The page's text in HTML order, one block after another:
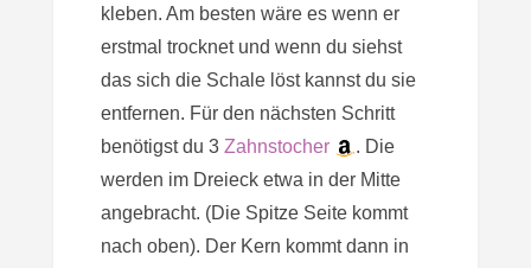
kleben. Am besten wäre es wenn er
erstmal trocknet und wenn du siehst
das sich die Schale löst kannst du sie
entfernen. Für den nächsten Schritt
benötigst du 3 Zahnstocher
. Die
werden im Dreieck etwa in der Mitte
angebracht. (Die Spitze Seite kommt
nach oben). Der Kern kommt dann in